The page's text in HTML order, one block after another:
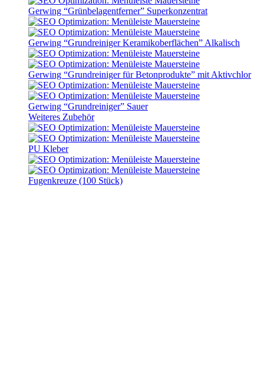
Gerwing “Grünbelagentferner” Superkonzentrat
Gerwing “Grundreiniger Keramikoberflächen” Alkalisch
Gerwing “Grundreiniger für Betonprodukte” mit Aktivchlor
Gerwing “Grundreiniger” Sauer
Weiteres Zubehör
PU Kleber
Fugenkreuze (100 Stück)